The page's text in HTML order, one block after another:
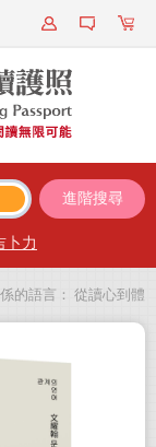
進階搜尋
卜力
的語言： 從讀心到體